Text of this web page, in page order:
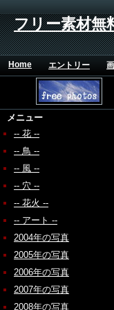
フリー素材無
Home エントリー
メニュー
-- 花 --
-- 鳥 --
-- 風 --
-- 穴 --
-- 花火 --
-- アート --
2004年の写真
2005年の写真
2006年の写真
2007年の写真
2008年の写真